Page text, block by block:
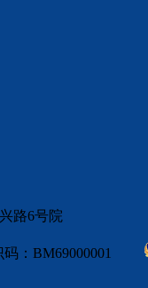
路6号院
：BM69000001